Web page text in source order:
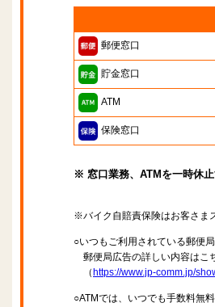
郵便窓口
貯金窓口
ATM
保険窓口
※ 窓口業務、ATMを一時休止
※バイク自賠責保険はお客さま
○いつもご利用されている郵便
郵便局広告の詳しい内容はこ
（ https://www.jp-comm.jp/
○ATMでは、いつでも手数料無